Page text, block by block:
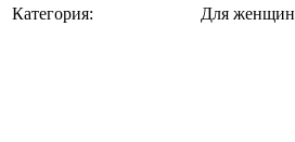
Категория:
Для женщин